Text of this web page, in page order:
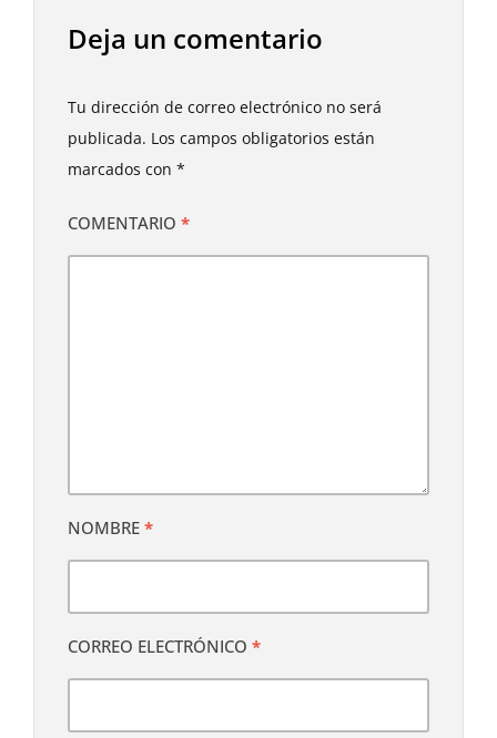
Deja un comentario
Tu dirección de correo electrónico no será
publicada. Los campos obligatorios están
marcados con *
COMENTARIO *
NOMBRE *
CORREO ELECTRÓNICO *